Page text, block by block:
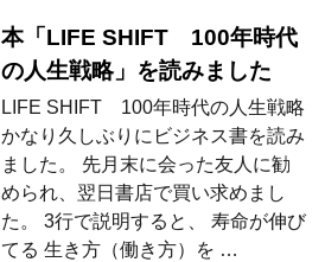
本「LIFE SHIFT 100年時代
の人生戦略」を読みました
LIFE SHIFT 100年時代の人生戦略
かなり久しぶりにビジネス書を読み
ました。 先月末に会った友人に勧
められ、翌日書店で買い求めまし
た。 3行で説明すると、 寿命が伸び
てる 生き方（働き方）を …